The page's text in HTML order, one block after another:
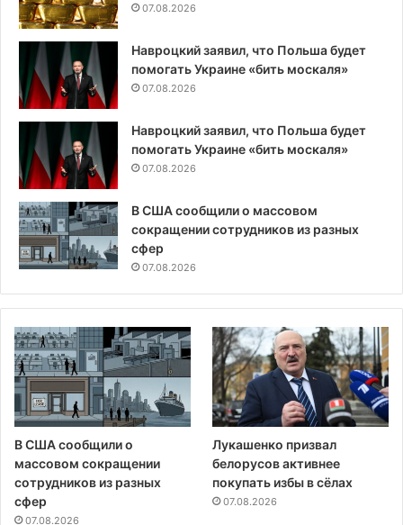
07.08.2026
Навроцкий заявил, что Польша будет
помогать Украине «бить москаля»
07.08.2026
Навроцкий заявил, что Польша будет
помогать Украине «бить москаля»
07.08.2026
В США сообщили о массовом
сокращении сотрудников из разных
сфер
07.08.2026
В США сообщили о
массовом сокращении
сотрудников из разных
сфер
07.08.2026
Лукашенко призвал
белорусов активнее
покупать избы в сёлах
07.08.2026